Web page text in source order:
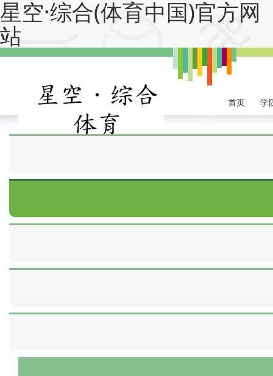
星空·综合(体育中国)官方网
站
首页 学